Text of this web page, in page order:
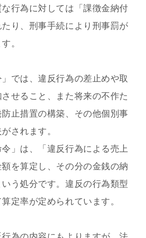
行為に対しては「課徴金納付
り、刑事手続により刑事罰が
。
」では、違反行為の差止めや取
せること、また将来の不作た
止措置の構築、その他個別事
されます。
令」は、「違反行為による売上
を算定し、その分の金銭の納
う処分です。違反の行為類型
定率が定められています。